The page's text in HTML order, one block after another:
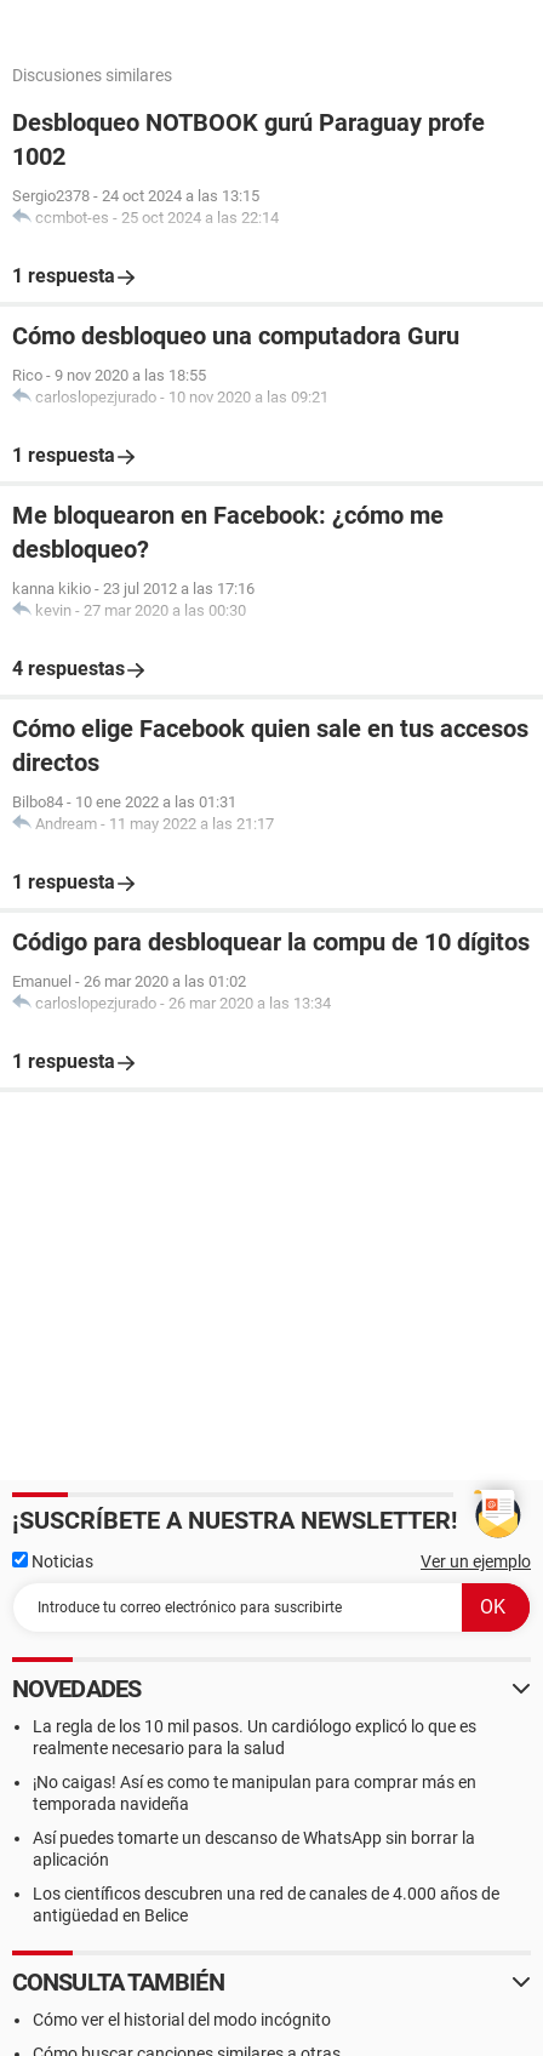
Discusiones similares
Desbloqueo NOTBOOK gurú Paraguay profe
1002
Sergio2378 - 24 oct 2024 a las 13:15
ccmbot-es - 25 oct 2024 a las 22:14
1 respuesta
Cómo desbloqueo una computadora Guru
Rico - 9 nov 2020 a las 18:55
carloslopezjurado - 10 nov 2020 a las 09:21
1 respuesta
Me bloquearon en Facebook: ¿cómo me
desbloqueo?
kanna kikio - 23 jul 2012 a las 17:16
kevin - 27 mar 2020 a las 00:30
4 respuestas
Cómo elige Facebook quien sale en tus accesos
directos
Bilbo84 - 10 ene 2022 a las 01:31
Andream - 11 may 2022 a las 21:17
1 respuesta
Código para desbloquear la compu de 10 dígitos
Emanuel - 26 mar 2020 a las 01:02
carloslopezjurado - 26 mar 2020 a las 13:34
1 respuesta
¡SUSCRÍBETE A NUESTRA NEWSLETTER!
Noticias Ver un ejemplo
NOVEDADES
La regla de los 10 mil pasos. Un cardiólogo explicó lo que es
realmente necesario para la salud
¡No caigas! Así es como te manipulan para comprar más en
temporada navideña
Así puedes tomarte un descanso de WhatsApp sin borrar la
aplicación
Los científicos descubren una red de canales de 4.000 años de
antigüedad en Belice
CONSULTA TAMBIÉN
Cómo ver el historial del modo incógnito